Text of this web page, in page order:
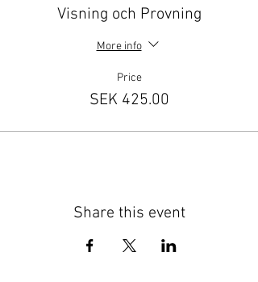
Visning och Provning
More info
Price
SEK 425.00
Share this event